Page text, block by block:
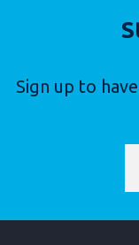
Sign up to